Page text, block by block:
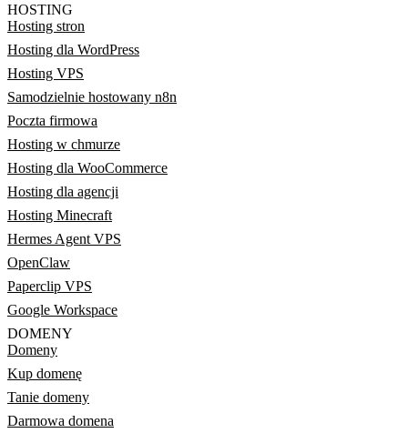
HOSTING
Hosting stron
Hosting dla WordPress
Hosting VPS
Samodzielnie hostowany n8n
Poczta firmowa
Hosting w chmurze
Hosting dla WooCommerce
Hosting dla agencji
Hosting Minecraft
Hermes Agent VPS
OpenClaw
Paperclip VPS
Google Workspace
DOMENY
Domeny
Kup domenę
Tanie domeny
Darmowa domena